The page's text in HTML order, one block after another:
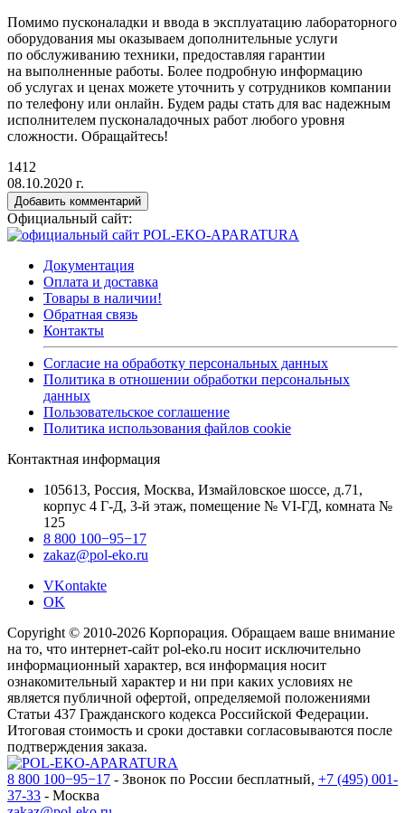
Помимо пусконаладки и ввода в эксплуатацию лабораторного
оборудования мы оказываем дополнительные услуги
по обслуживанию техники, предоставляя гарантии
на выполненные работы. Более подробную информацию
об услугах и ценах можете уточнить у сотрудников компании
по телефону или онлайн. Будем рады стать для вас надежным
исполнителем пусконаладочных работ любого уровня
сложности. Обращайтесь!
1412
08.10.2020 г.
Добавить комментарий
Официальный сайт:
Документация
Оплата и доставка
Товары в наличии!
Обратная связь
Контакты
Согласие на обработку персональных данных
Политика в отношении обработки персональных
данных
Пользовательское соглашение
Политика использования файлов cookie
Контактная информация
105613, Россия, Москва, Измайловское шоссе, д.71,
корпус 4 Г-Д, 3-й этаж, помещение № VI-ГД, комната №
125
8 800 100−95−17
zakaz@pol-eko.ru
VKontakte
OK
Copyright © 2010-2026 Корпорация. Обращаем ваше внимание
на то, что интернет-сайт pol-eko.ru носит исключительно
информационный характер, вся информация носит
ознакомительный характер и ни при каких условиях не
является публичной офертой, определяемой положениями
Статьи 437 Гражданского кодекса Российской Федерации.
Итоговая стоимость и сроки доставки согласовываются после
подтверждения заказа.
8 800 100−95−17 - Звонок по России бесплатный, +7 (495) 001-
37-33 - Москва